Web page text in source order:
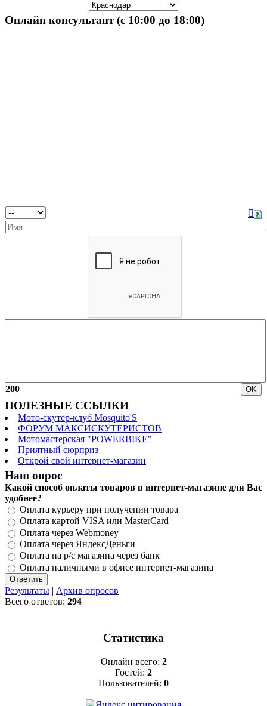
Онлайн консультант (с 10:00 до 18:00)
200
ПОЛЕЗНЫЕ ССЫЛКИ
Мото-скутер-клуб Mosquito'S
ФОРУМ МАКСИСКУТЕРИСТОВ
Мотомастерская "POWERBIKE"
Приятный сюрприз
Открой свой интернет-магазин
Наш опрос
Какой способ оплаты товаров в интернет-магазине для Вас
удобнее?
Оплата курьеру при получении товара
Оплата картой VISA или MasterCard
Оплата через Webmoney
Оплата через ЯндексДеньги
Оплата на р/с магазина через банк
Оплата наличными в офисе интернет-магазина
Результаты | Архив опросов
Всего ответов: 294
Статистика
Онлайн всего: 2
Гостей: 2
Пользователей: 0